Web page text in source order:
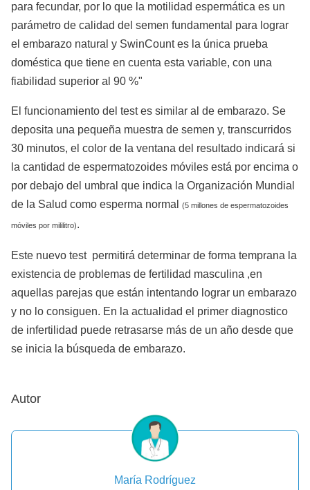
para fecundar, por lo que la motilidad espermática es un
parámetro de calidad del semen fundamental para lograr
el embarazo natural y SwinCount es la única prueba
doméstica que tiene en cuenta esta variable, con una
fiabilidad superior al 90 %"
El funcionamiento del test es similar al de embarazo. Se
deposita una pequeña muestra de semen y, transcurridos
30 minutos, el color de la ventana del resultado indicará si
la cantidad de espermatozoides móviles está por encima o
por debajo del umbral que indica la Organización Mundial
de la Salud como esperma normal
(5 millones de espermatozoides
móviles por mililitro).
Este nuevo test permitirá determinar de forma temprana la
existencia de problemas de fertilidad masculina ,en
aquellas parejas que están intentando lograr un embarazo
y no lo consiguen. En la actualidad el primer diagnostico
de infertilidad puede retrasarse más de un año desde que
se inicia la búsqueda de embarazo.
Autor
María Rodríguez